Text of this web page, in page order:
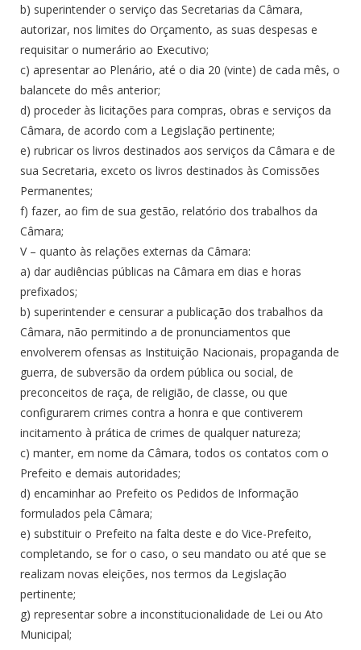
b) superintender o serviço das Secretarias da Câmara,
autorizar, nos limites do Orçamento, as suas despesas e
requisitar o numerário ao Executivo;
c) apresentar ao Plenário, até o dia 20 (vinte) de cada mês, o
balancete do mês anterior;
d) proceder às licitações para compras, obras e serviços da
Câmara, de acordo com a Legislação pertinente;
e) rubricar os livros destinados aos serviços da Câmara e de
sua Secretaria, exceto os livros destinados às Comissões
Permanentes;
f) fazer, ao fim de sua gestão, relatório dos trabalhos da
Câmara;
V – quanto às relações externas da Câmara:
a) dar audiências públicas na Câmara em dias e horas
prefixados;
b) superintender e censurar a publicação dos trabalhos da
Câmara, não permitindo a de pronunciamentos que
envolverem ofensas as Instituição Nacionais, propaganda de
guerra, de subversão da ordem pública ou social, de
preconceitos de raça, de religião, de classe, ou que
configurarem crimes contra a honra e que contiverem
incitamento à prática de crimes de qualquer natureza;
c) manter, em nome da Câmara, todos os contatos com o
Prefeito e demais autoridades;
d) encaminhar ao Prefeito os Pedidos de Informação
formulados pela Câmara;
e) substituir o Prefeito na falta deste e do Vice-Prefeito,
completando, se for o caso, o seu mandato ou até que se
realizam novas eleições, nos termos da Legislação
pertinente;
g) representar sobre a inconstitucionalidade de Lei ou Ato
Municipal;